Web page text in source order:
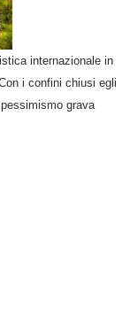
internazionale in
i confini chiusi egli
grava